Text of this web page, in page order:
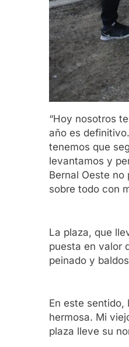
“Hoy nosotros
año es
tenemos que
levantamos y
Bernal Oeste
sobre todo con
La plaza, que
puesta en valor
peinado y
En este sentido,
hermosa. Mi
plaza lleve su